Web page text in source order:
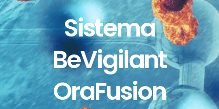
Sistema
BeVigilant
OraFusion